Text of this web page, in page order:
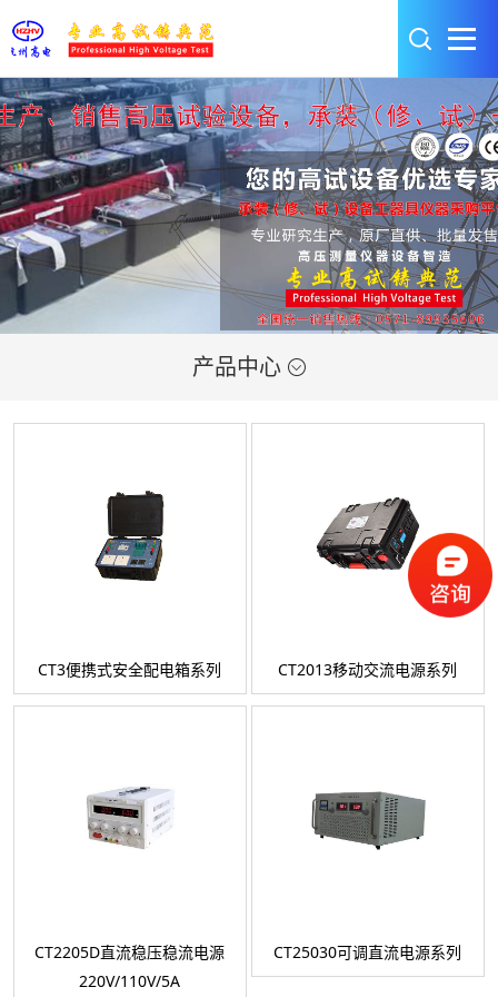
产品中心 
CT3便携式安全配电箱系列 CT2013移动交流电源系列
CT2205D直流稳压稳流电源
220V/110V/5A
CT25030可调直流电源系列